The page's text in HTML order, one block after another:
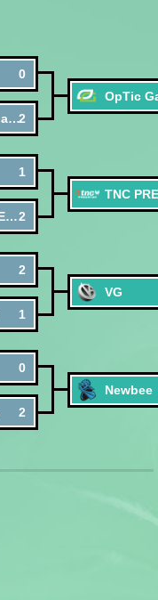
0
OpTic Gaming2
1
TNC PREDATOR2
2
1
0
2
VG
Newbee